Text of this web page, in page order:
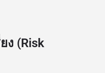
ง (Risk